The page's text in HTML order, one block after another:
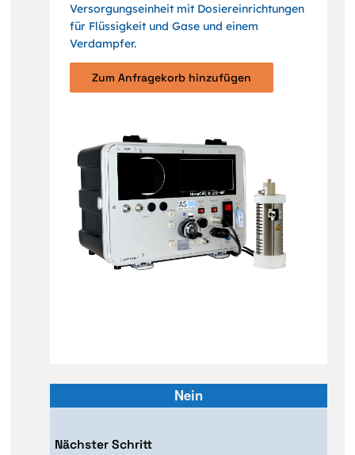
Versorgungseinheit mit Dosiereinrichtungen
für Flüssigkeit und Gase und einem
Verdampfer.
Zum Anfragekorb hinzufügen
Nein
Nächster Schritt